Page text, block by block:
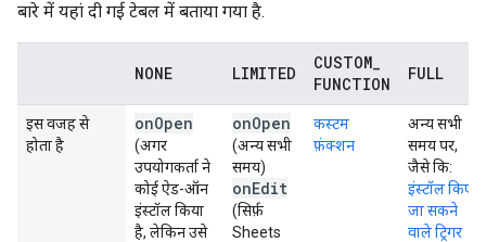
बारे में यहां दी गई टेबल में बताया गया है.
NONE LIMITED
CUSTOM
FUNCTION
FULL
इस वजह से
होता है
onOpen
(अगर
उपयोगकर्ता ने
कोई ऐड-ऑन
इंस्टॉल किया
है, लेकिन उसे
onOpen
(अन्य सभी
समय)
onEdit
(सिर्फ़
Sheets
कस्टम
फ़ंक्शन
अन्य सभी
समय पर,
जैसे कि:
इंस्टॉल किए
जा सकने
वाले ट्रिगर